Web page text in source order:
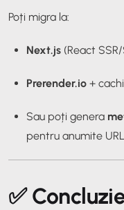
Poți migra la:
Next.js(React SSR/
Prerender.io+
Sau poți genera
pentru anumite
✅